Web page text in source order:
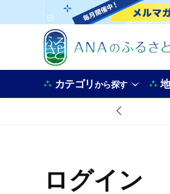
カテゴリから探す
ログイン